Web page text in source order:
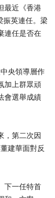
最近《香港
振英連任。梁
連任是否在
央領導層作
加上群眾頑
會選舉成績
，第二次因
建華面對反
下一任特首